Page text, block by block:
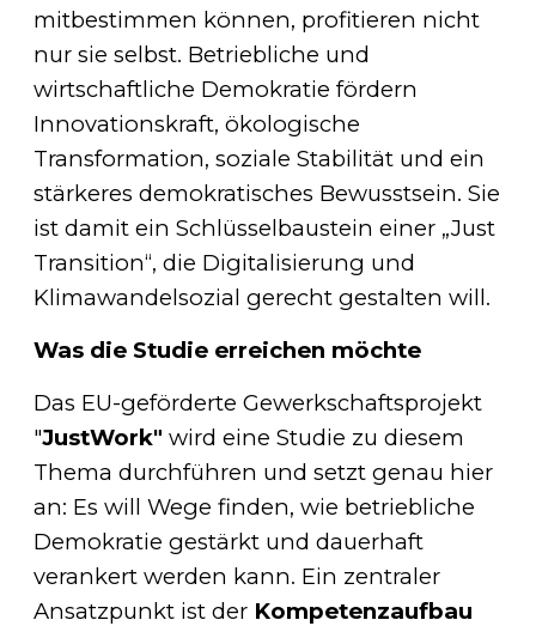
mitbestimmen können, profitieren nicht
nur sie selbst. Betriebliche und
wirtschaftliche Demokratie fördern
Innovationskraft, ökologische
Transformation, soziale Stabilität und ein
stärkeres demokratisches Bewusstsein. Sie
ist damit ein Schlüsselbaustein einer „Just
Transition“, die Digitalisierung und
Klimawandelsozial gerecht gestalten will.
Was die Studie erreichen möchte
Das EU-geförderte Gewerkschaftsprojekt
"JustWork" wird eine Studie zu diesem
Thema durchführen und setzt genau hier
an: Es will Wege finden, wie betriebliche
Demokratie gestärkt und dauerhaft
verankert werden kann. Ein zentraler
Ansatzpunkt ist der Kompetenzaufbau